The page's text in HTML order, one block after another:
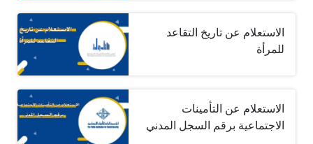
الاستعلام عن تاريخ التقاعد
للمرأة
الاستعلام عن التأمينات
الاجتماعية برقم السجل المدني